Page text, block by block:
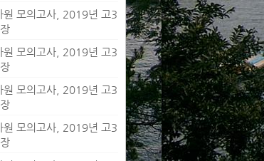
모의고사, 2019년 고3
모의고사, 2019년 고3
모의고사, 2019년 고3
모의고사, 2019년 고3